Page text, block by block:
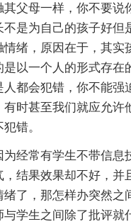
父母一样，你不要说
是为自己的孩子好但
绪，原因在于，其实
以一个人的形式存在
都会犯错，你不能强
时甚至我们就应允许
错。
为经常有学生不带信息
结果效果却不好，并
了，那怎样办突然之
学生之间除了批评就